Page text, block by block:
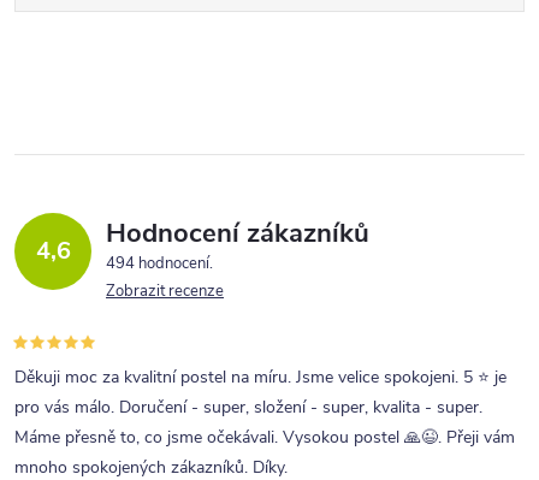
4,6 Hodnocení zákazníků
494 hodnocení
Zobrazit recenze
Děkuji moc za kvalitní postel na míru. Jsme velice spokojeni. 5 ⭐ je
pro vás málo. Doručení - super, složení - super, kvalita - super.
Máme přesně to, co jsme očekávali. Vysokou postel 🙏😉. Přeji vám
mnoho spokojených zákazníků. Díky.